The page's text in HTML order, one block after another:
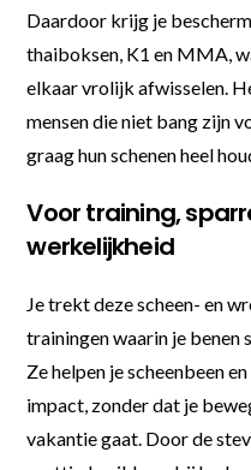
Daardoor krijg je
thaiboksen, K1 en MMA,
elkaar vrolijk afwisselen.
mensen die niet bang zijn
graag hun schenen heel
Voor training,
werkelijkheid
Je trekt deze scheen- en
trainingen waarin je benen
Ze helpen je scheenbeen
impact, zonder dat je
vakantie gaat. Door de